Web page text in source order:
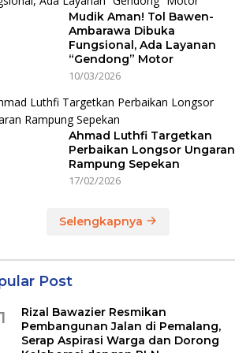
Mudik Aman! Tol Bawen-
Ambarawa Dibuka
Fungsional, Ada Layanan
“Gendong” Motor
10/03/2026
Ahmad Luthfi Targetkan
Perbaikan Longsor Ungaran
Rampung Sepekan
17/02/2026
Selengkapnya
Post
Rizal Bawazier Resmikan
Pembangunan Jalan di Pemalang,
Serap Aspirasi Warga dan Dorong